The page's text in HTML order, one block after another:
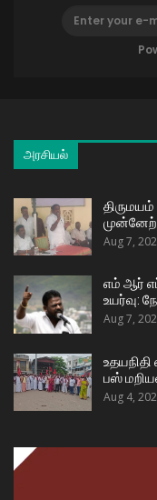
அரசியல்
Aug 7,
எம் ஆர்
உயர்வு:
Aug 7,
பஸ்
Aug 4,